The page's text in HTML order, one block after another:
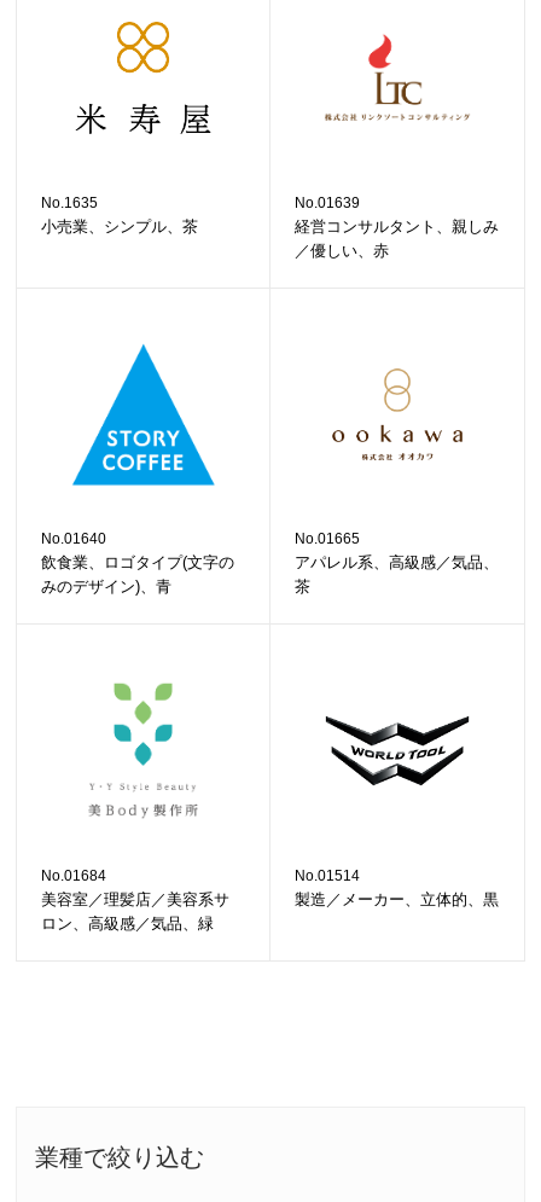
業種で絞り込む
No.1635
小売業、シンプル、茶
No.01639
経営コンサルタント、親しみ
／優しい、赤
No.01640
飲食業、ロゴタイプ(文字の
みのデザイン)、青
No.01665
アパレル系、高級感／気品、
茶
No.01684
美容室／理髪店／美容系サ
ロン、高級感／気品、緑
No.01514
製造／メーカー、立体的、黒